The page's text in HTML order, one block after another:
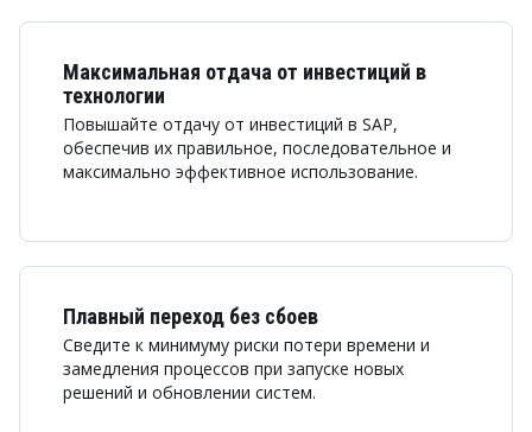
Максимальная отдача от инвестиций в
технологии
Повышайте отдачу от инвестиций в SAP,
обеспечив их правильное, последовательное и
максимально эффективное использование.
Плавный переход без сбоев
Сведите к минимуму риски потери времени и
замедления процессов при запуске новых
решений и обновлении систем.